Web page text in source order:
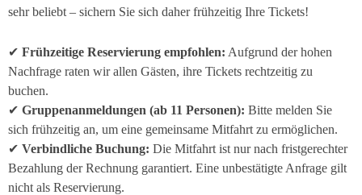
sehr beliebt – sichern Sie sich daher frühzeitig Ihre Tickets!
✔ Frühzeitige Reservierung empfohlen: Aufgrund der hohen
Nachfrage raten wir allen Gästen, ihre Tickets rechtzeitig zu
buchen.
✔ Gruppenanmeldungen (ab 11 Personen): Bitte melden Sie
sich frühzeitig an, um eine gemeinsame Mitfahrt zu ermöglichen.
✔ Verbindliche Buchung: Die Mitfahrt ist nur nach fristgerechter
Bezahlung der Rechnung garantiert. Eine unbestätigte Anfrage gilt
nicht als Reservierung.